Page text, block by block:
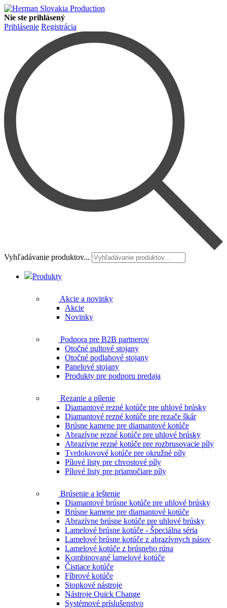
Nie ste prihlásený
Prihlásenie Registrácia
Vyhľadávanie produktov...
Produkty
Akcie a novinky
Akcie
Novinky
Podpora pre B2B partnerov
Otočné pultové stojany
Otočné podlahové stojany
Panelové stojany
Produkty pre podporu predaja
Rezanie a pílenie
Diamantové rezné kotúče pre uhlové brúsky
Diamantové rezné kotúče pre rezače škár
Brúsne kamene pre diamantové kotúče
Abrazívne rezné kotúče pre uhlové brúsky
Abrazívne rezné kotúče pre rozbrusovacie píly
Tvrdokovové kotúče pre okružné píly
Pílové listy pre chvostové píly
Pílové listy pre priamočiare píly
Brúsenie a leštenie
Diamantové brúsne kotúče pre uhlové brúsky
Brúsne kamene pre diamantové kotúče
Abrazívne brúsne kotúče pre uhlové brúsky
Lamelové brúsne kotúče - Špeciálna séria
Lamelové brúsne kotúče z abrazívnych pásov
Lamelové kotúče z brúsneho rúna
Kombinované lamelové kotúče
Čistiace kotúče
Fíbrové kotúče
Stopkové nástroje
Nástroje Quick Change
Systémové príslušenstvo